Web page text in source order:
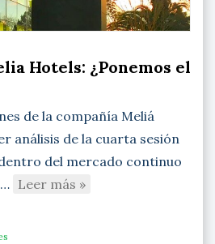
Hotels: ¿Ponemos el
de la compañía Meliá
análisis de la cuarta sesión
del mercado continuo
Leer más »